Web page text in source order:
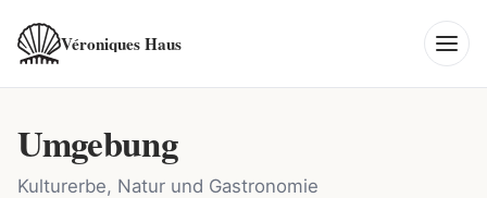
Véroniques Haus
Umgebung
Kulturerbe, Natur und Gastronomie